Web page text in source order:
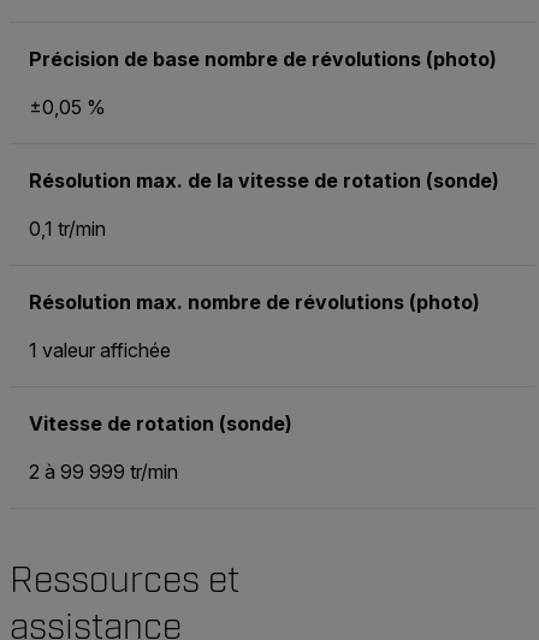
Précision de base nombre de révolutions (photo)
±0,05 %
Résolution max. de la vitesse de rotation (sonde)
0,1 tr/min
Résolution max. nombre de révolutions (photo)
1 valeur affichée
Vitesse de rotation (sonde)
2 à 99 999 tr/min
Ressources et
assistance